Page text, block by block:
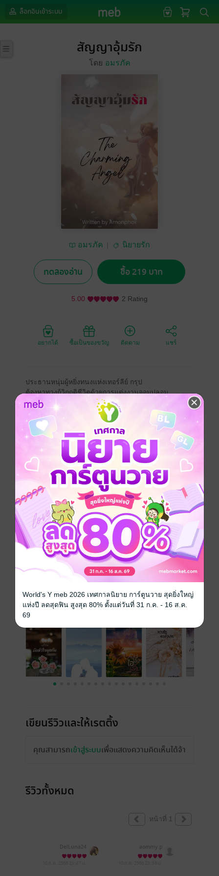
ล็อกอินเข้าระบบ
สัญญาอุ้มรัก
โดย อมรภัค
อมรภัค นิยายรัก
ทดลองอ่าน ซื้อ 219 บาท
5.00 2 Rating
อยากได้ ซื้อเป็นของขวัญ ติดตาม แชร์
ประธานหนุ่มผู้หยิ่งทนงแห่งเทอร์ลีย์ กรุป
ต้องหาทางกู้วิกฤติชีวิตด้วยการแต่งงานจอมปลอม
ส่วนเธอ .. หญิงสาวที่แสนอ่อนโยน
ถูกพระพรหมจับโยนเข้ามากู้วิกฤติชีวิตให้กับเขา
จากงานที่คิดว่าชิลๆ กลายเป็นงานสุดหิน
ที่เขาและเธอต้องฝ่าวิกฤตินี้ไปพร้อมกัน
มันจะรอดหรือมันจะล่มกันนะ!
โรแมนติก แอบรัก ครอบครัว
รักสามเส้า
ประเภทไฟล์ pdf, epub(สารบัญ)
วันที่วางขาย 19 สิงหาคม 2565
ความยาว 464 หน้า (≈ 92,186 คำ)
เรื่องที่คุณน่าจะสนใจ
เขียนรีวิวและให้เรตติ้ง
คุณสามารถเข้าสู่ระบบเพื่อแสดงความคิดเห็นได้จ้า
รีวิวทั้งหมด
หน้าที่ 1
DelLuna24 aommy.p
World's Y meb 2026 เทศกาลนิยาย การ์ตูนวาย สุดยิ่งใหญ่
แห่งปี ลดสุดฟิน สูงสุด 80% ตั้งแต่วันที่ 31 ก.ค. - 16 ส.ค.
69